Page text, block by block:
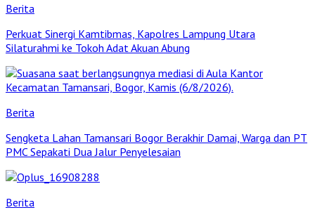
Berita
Perkuat Sinergi Kamtibmas, Kapolres Lampung Utara
Silaturahmi ke Tokoh Adat Akuan Abung
Berita
Sengketa Lahan Tamansari Bogor Berakhir Damai, Warga dan PT
PMC Sepakati Dua Jalur Penyelesaian
Berita